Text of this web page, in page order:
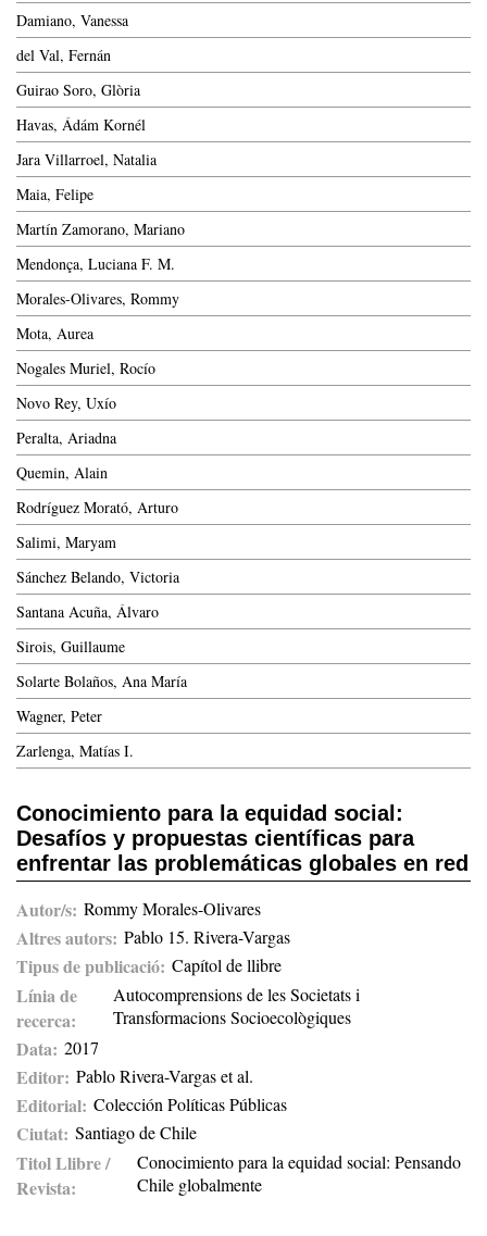
Conocimiento para la equidad social:
Desafíos y propuestas científicas para
enfrentar las problemáticas globales en red
Autor/s Rommy Morales-Olivares
Altres autors Pablo 15. Rivera-Vargas
Tipus de publicació Capítol de llibre
Línia de
recerca
Autocomprensions de les Societats i
Transformacions Socioecològiques
Data 2017
Editor Pablo Rivera-Vargas et al.
Editorial Colección Políticas Públicas
Ciutat Santiago de Chile
Titol Llibre /
Revista
Conocimiento para la equidad social: Pensando
Chile globalmente
Damiano, Vanessa
del Val, Fernán
Guirao Soro, Glòria
Havas, Ádám Kornél
Jara Villarroel, Natalia
Maia, Felipe
Martín Zamorano, Mariano
Mendonça, Luciana F. M.
Morales-Olivares, Rommy
Mota, Aurea
Nogales Muriel, Rocío
Novo Rey, Uxío
Peralta, Ariadna
Quemin, Alain
Rodríguez Morató, Arturo
Salimi, Maryam
Sánchez Belando, Victoria
Santana Acuña, Álvaro
Sirois, Guillaume
Solarte Bolaños, Ana María
Wagner, Peter
Zarlenga, Matías I.